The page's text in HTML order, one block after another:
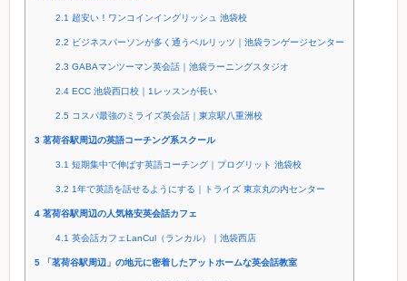
2.1 超安い！ワンコインイングリッシュ 池袋校
2.2 ビジネスパーソンが多く通うベルリッツ｜池袋ランゲージセンター
2.3 GABAマンツーマン英会話｜池袋ラーニングスタジオ
2.4ECC 池袋西口校｜1レッスンが長い
2.5 コスパ最強のミライズ英会話｜東京駅八重洲校
3 茗荷谷駅周辺の英語コーチング系スクール
3.1 短期集中で伸ばす英語コーチング｜プログリット 池袋校
3.2 1年で英語を話せるようにする｜トライズ 東京丸の内センター
4 茗荷谷駅周辺の人気格安英会話カフェ
4.1 英会話カフェLanCul（ランカル）｜池袋西店
5 「茗荷谷駅周辺」の地元に密着したアットホームな英会話教室